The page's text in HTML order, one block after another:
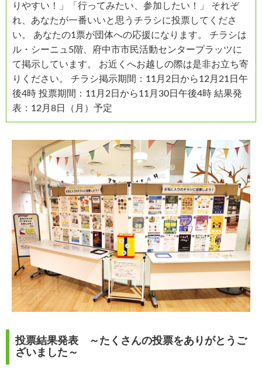
りやすい！」「行ってみたい、参加したい！」 それぞ
れ、あなたが一番いいと思うチラシに投票してくださ
い。 あなたの1票が団体への応援になります。 チラシは
ル・シーニュ5階、府中市市民活動センタープラッツに
て掲示しています。 お近くへお越しの際は是非お立ち寄
りください。 チラシ掲示期間：11月2日から12月21日午
後4時 投票期間：11月2日から11月30日午後4時 結果発
表：12月8日（月）予定
投票結果発表 ～たくさんの投票をありがとうご
ざいました～